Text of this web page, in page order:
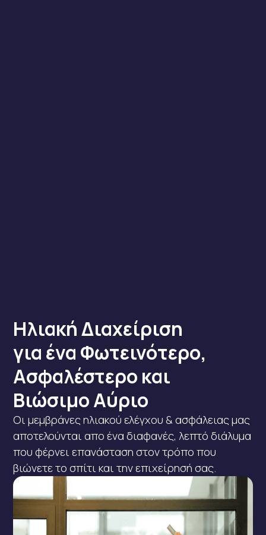
Ηλιακή Διαχείριση
για ένα Φωτεινότερο,
Ασφαλέστερο και
Βιώσιμο Αύριο
Οι μεμβράνες ηλιακού ελέγχου & ασφάλειας μας
αποτελούνται απο ένα διαφανές, λεπτό διάλυμα
που φέρνει επανάσταση στον τρόπο που
βιώνετε το σπίτι και την επιχείρησή σας.